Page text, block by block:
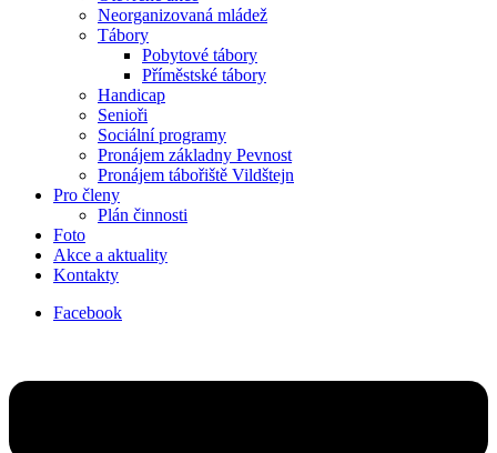
Neorganizovaná mládež
Tábory
Pobytové tábory
Příměstské tábory
Handicap
Senioři
Sociální programy
Pronájem základny Pevnost
Pronájem tábořiště Vildštejn
Pro členy
Plán činnosti
Foto
Akce a aktuality
Kontakty
Facebook